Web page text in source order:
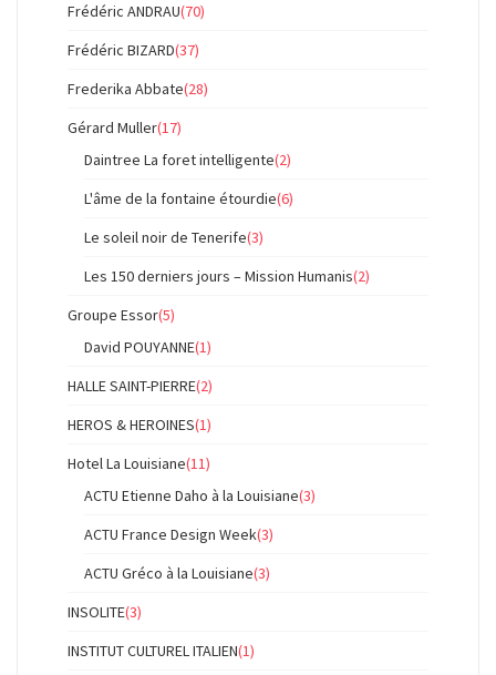
Frédéric ANDRAU(70)
Frédéric BIZARD(37)
Frederika Abbate(28)
Gérard Muller(17)
Daintree La foret intelligente(2)
L'âme de la fontaine étourdie(6)
Le soleil noir de Tenerife(3)
Les 150 derniers jours – Mission Humanis(2)
Groupe Essor(5)
David POUYANNE(1)
HALLE SAINT-PIERRE(2)
HEROS & HEROINES(1)
Hotel La Louisiane(11)
ACTU Etienne Daho à la Louisiane(3)
ACTU France Design Week(3)
ACTU Gréco à la Louisiane(3)
INSOLITE(3)
INSTITUT CULTUREL ITALIEN(1)